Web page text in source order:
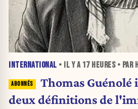
INTERNATIONAL • IL Y A 17 HEURES• PAR
Thomas
deux définitions de